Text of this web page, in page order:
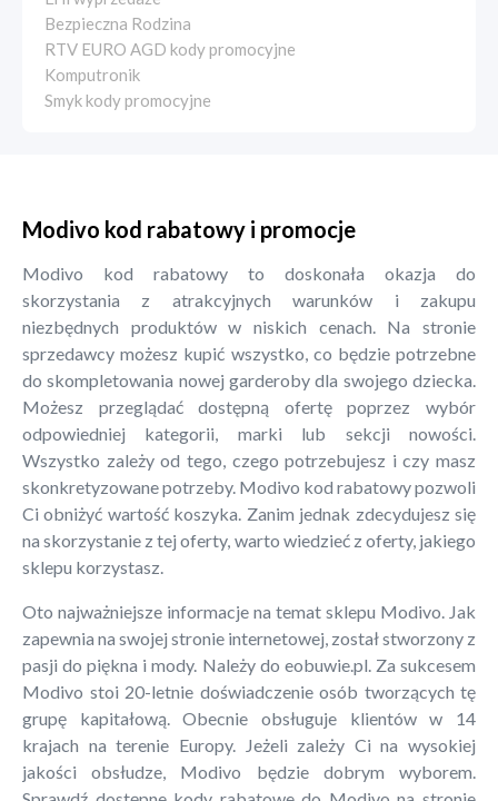
Bezpieczna Rodzina
RTV EURO AGD kody promocyjne
Komputronik
Smyk kody promocyjne
Modivo kod rabatowy i promocje
Modivo kod rabatowy to doskonała okazja do
skorzystania z atrakcyjnych warunków i zakupu
niezbędnych produktów w niskich cenach. Na stronie
sprzedawcy możesz kupić wszystko, co będzie potrzebne
do skompletowania nowej garderoby dla swojego dziecka.
Możesz przeglądać dostępną ofertę poprzez wybór
odpowiedniej kategorii, marki lub sekcji nowości.
Wszystko zależy od tego, czego potrzebujesz i czy masz
skonkretyzowane potrzeby. Modivo kod rabatowy pozwoli
Ci obniżyć wartość koszyka. Zanim jednak zdecydujesz się
na skorzystanie z tej oferty, warto wiedzieć z oferty, jakiego
sklepu korzystasz.
Oto najważniejsze informacje na temat sklepu Modivo. Jak
zapewnia na swojej stronie internetowej, został stworzony z
pasji do piękna i mody. Należy do eobuwie.pl. Za sukcesem
Modivo stoi 20-letnie doświadczenie osób tworzących tę
grupę kapitałową. Obecnie obsługuje klientów w 14
krajach na terenie Europy. Jeżeli zależy Ci na wysokiej
jakości obsłudze, Modivo będzie dobrym wyborem.